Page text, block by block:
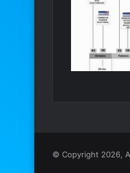
© Copyright 2026,